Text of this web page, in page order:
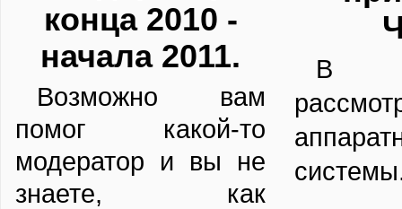
конца 2010 -
начала 2011.
Возможно вам
помог какой-то
модератор и вы не
знаете, как
В